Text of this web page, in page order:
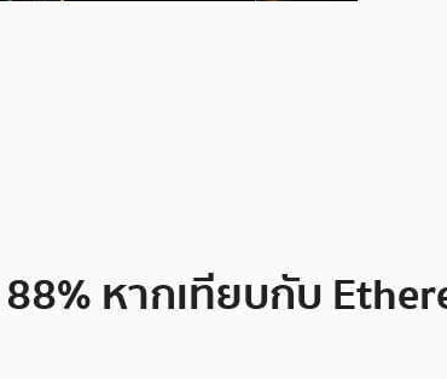
หากเทียบกับ